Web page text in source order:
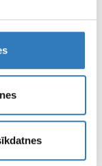
diagnostikas
jaunākajām
tādā veidā
un funkcionālās
pilsētās.
kabineti visā
Jelgavā,